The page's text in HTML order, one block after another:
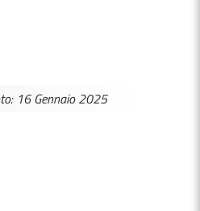
16 Gennaio 2025